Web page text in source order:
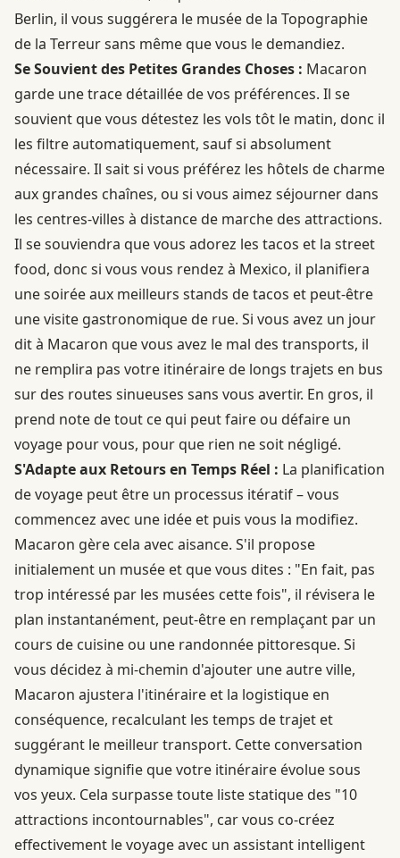
Berlin, il vous suggérera le musée de la Topographie
de la Terreur sans même que vous le demandiez.
Se Souvient des Petites Grandes Choses : Macaron
garde une trace détaillée de vos préférences. Il se
souvient que vous détestez les vols tôt le matin, donc il
les filtre automatiquement, sauf si absolument
nécessaire. Il sait si vous préférez les hôtels de charme
aux grandes chaînes, ou si vous aimez séjourner dans
les centres-villes à distance de marche des attractions.
Il se souviendra que vous adorez les tacos et la street
food, donc si vous vous rendez à Mexico, il planifiera
une soirée aux meilleurs stands de tacos et peut-être
une visite gastronomique de rue. Si vous avez un jour
dit à Macaron que vous avez le mal des transports, il
ne remplira pas votre itinéraire de longs trajets en bus
sur des routes sinueuses sans vous avertir. En gros, il
prend note de tout ce qui peut faire ou défaire un
voyage pour vous, pour que rien ne soit négligé.
S'Adapte aux Retours en Temps Réel : La planification
de voyage peut être un processus itératif – vous
commencez avec une idée et puis vous la modifiez.
Macaron gère cela avec aisance. S'il propose
initialement un musée et que vous dites : "En fait, pas
trop intéressé par les musées cette fois", il révisera le
plan instantanément, peut-être en remplaçant par un
cours de cuisine ou une randonnée pittoresque. Si
vous décidez à mi-chemin d'ajouter une autre ville,
Macaron ajustera l'itinéraire et la logistique en
conséquence, recalculant les temps de trajet et
suggérant le meilleur transport. Cette conversation
dynamique signifie que votre itinéraire évolue sous
vos yeux. Cela surpasse toute liste statique des "10
attractions incontournables", car vous co-créez
effectivement le voyage avec un assistant intelligent